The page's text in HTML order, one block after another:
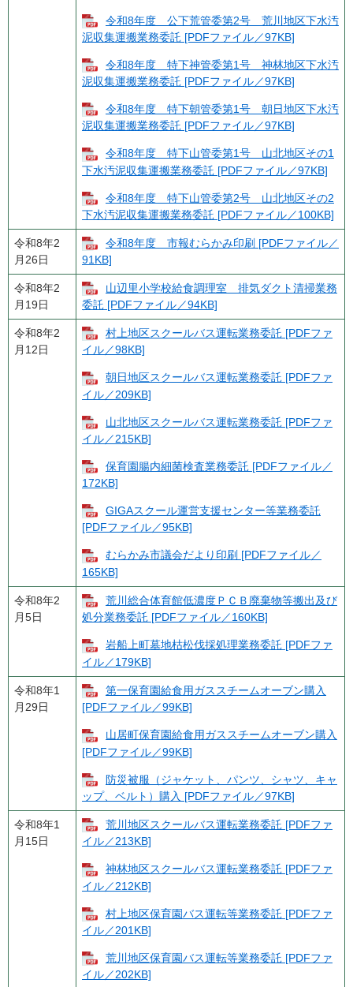
令和8年度 公下荒管委第2号 荒川地区下水汚
泥収集運搬業務委託 [PDFファイル／97KB]
令和8年度 特下神管委第1号 神林地区下水汚
泥収集運搬業務委託 [PDFファイル／97KB]
令和8年度 特下朝管委第1号 朝日地区下水汚
泥収集運搬業務委託 [PDFファイル／97KB]
令和8年度 特下山管委第1号 山北地区その1
下水汚泥収集運搬業務委託 [PDFファイル／97KB]
令和8年度 特下山管委第2号 山北地区その2
下水汚泥収集運搬業務委託 [PDFファイル／100KB]
令和8年2
月26日
令和8年度 市報むらかみ印刷 [PDFファイル／
91KB]
令和8年2
月19日
山辺里小学校給食調理室 排気ダクト清掃業務
委託 [PDFファイル／94KB]
令和8年2
月12日
村上地区スクールバス運転業務委託 [PDFファ
イル／98KB]
朝日地区スクールバス運転業務委託 [PDFファ
イル／209KB]
山北地区スクールバス運転業務委託 [PDFファ
イル／215KB]
保育園腸内細菌検査業務委託 [PDFファイル／
172KB]
GIGAスクール運営支援センター等業務委託
[PDFファイル／95KB]
むらかみ市議会だより印刷 [PDFファイル／
165KB]
令和8年2
月5日
荒川総合体育館低濃度ＰＣＢ廃棄物等搬出及び
処分業務委託 [PDFファイル／160KB]
岩船上町墓地枯松伐採処理業務委託 [PDFファ
イル／179KB]
令和8年1
月29日
第一保育園給食用ガススチームオーブン購入
[PDFファイル／99KB]
山居町保育園給食用ガススチームオーブン購入
[PDFファイル／99KB]
防災被服（ジャケット、パンツ、シャツ、キャ
ップ、ベルト）購入 [PDFファイル／97KB]
令和8年1
月15日
荒川地区スクールバス運転業務委託 [PDFファ
イル／213KB]
神林地区スクールバス運転業務委託 [PDFファ
イル／212KB]
村上地区保育園バス運転等業務委託 [PDFファ
イル／201KB]
荒川地区保育園バス運転等業務委託 [PDFファ
イル／202KB]